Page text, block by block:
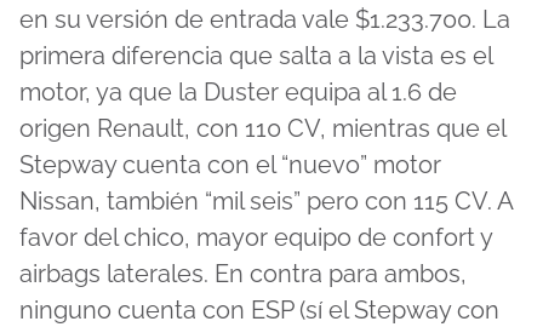
en su versión de entrada vale $1.233.700. La
primera diferencia que salta a la vista es el
motor, ya que la Duster equipa al 1.6 de
origen Renault, con 110 CV, mientras que el
Stepway cuenta con el “nuevo” motor
Nissan, también “mil seis” pero con 115 CV. A
favor del chico, mayor equipo de confort y
airbags laterales. En contra para ambos,
ninguno cuenta con ESP (sí el Stepway con